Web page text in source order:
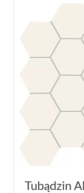
Tubądzin